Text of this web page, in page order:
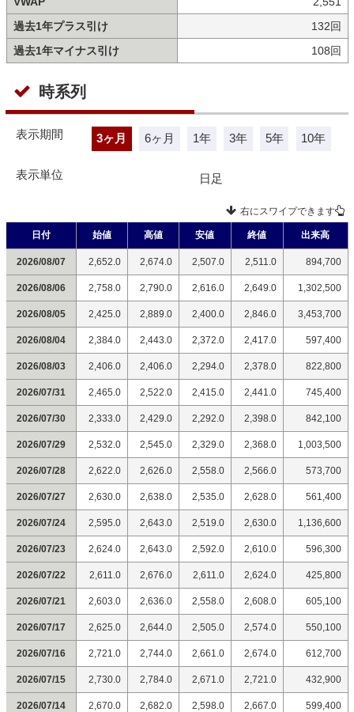
過去1年プラス引け
132回
過去1年マイナス引け
108回
時系列
表示期間 3ヶ月 6ヶ月 1年 3年 5年 10年
表示単位 日足
右にスワイプできます
日付 始値 高値 安値 終値 出来高
2026/08/07 2,652.0 2,674.0 2,507.0 2,511.0 894,700
2026/08/06 2,758.0 2,790.0 2,616.0 2,649.0 1,302,500
2026/08/05 2,425.0 2,889.0 2,400.0 2,846.0 3,453,700
2026/08/04 2,384.0 2,443.0 2,372.0 2,417.0 597,400
2026/08/03 2,406.0 2,406.0 2,294.0 2,378.0 822,800
2026/07/31 2,465.0 2,522.0 2,415.0 2,441.0 745,400
2026/07/30 2,333.0 2,429.0 2,292.0 2,398.0 842,100
2026/07/29 2,532.0 2,545.0 2,329.0 2,368.0 1,003,500
2026/07/28 2,622.0 2,626.0 2,558.0 2,566.0 573,700
2026/07/27 2,630.0 2,638.0 2,535.0 2,628.0 561,400
2026/07/24 2,595.0 2,643.0 2,519.0 2,630.0 1,136,600
2026/07/23 2,624.0 2,643.0 2,592.0 2,610.0 596,300
2026/07/22 2,611.0 2,676.0 2,611.0 2,624.0 425,800
2026/07/21 2,603.0 2,636.0 2,558.0 2,608.0 605,100
2026/07/17 2,625.0 2,644.0 2,505.0 2,574.0 550,100
2026/07/16 2,721.0 2,744.0 2,661.0 2,674.0 612,700
2026/07/15 2,730.0 2,784.0 2,671.0 2,721.0 432,900
2026/07/14 2,670.0 2,682.0 2,598.0 2,667.0 599,400